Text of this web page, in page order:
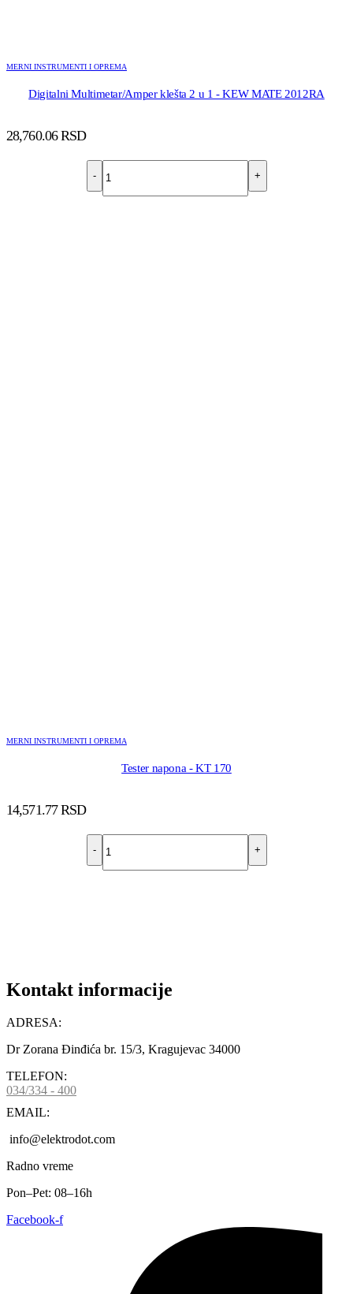
MERNI INSTRUMENTI I OPREMA
Digitalni Multimetar/Amper klešta 2 u 1 - KEW MATE 2012RA
28,760.06RSD
- +
MERNI INSTRUMENTI I OPREMA
Tester napona - KT 170
14,571.77RSD
- +
Kontakt informacije
ADRESA:
Dr Zorana Đinđića br. 15/3, Kragujevac 34000
TELEFON:
034/334 - 400
EMAIL:
info@elektrodot.com
Radno vreme
Pon–Pet: 08–16h
Facebook-f